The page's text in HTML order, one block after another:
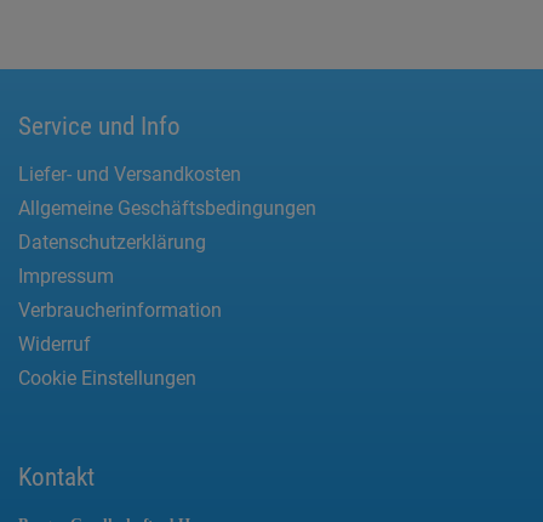
Service und Info
Liefer- und Versandkosten
Allgemeine Geschäftsbedingungen
Datenschutzerklärung
Impressum
Verbraucherinformation
Widerruf
Cookie Einstellungen
Kontakt